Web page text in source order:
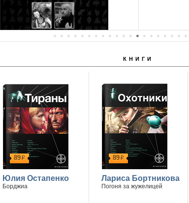
КНИГИ
89р
Юлия Остапенко
Борджиа
89р
Лариса Бортникова
Погоня за жужелицей